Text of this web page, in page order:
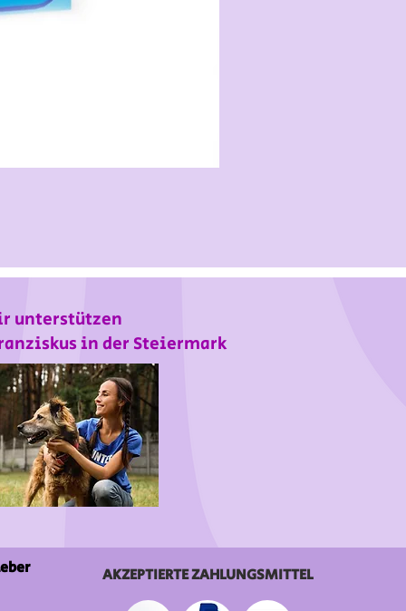
unterstützen
in der Steiermark
AKZEPTIERTE ZAHLUNGSMITTEL